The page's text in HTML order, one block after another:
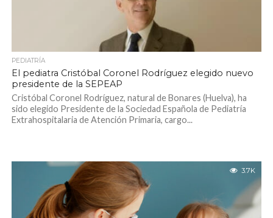
PEDIATRÍA
El pediatra Cristóbal Coronel Rodríguez elegido nuevo
presidente de la SEPEAP
Cristóbal Coronel Rodríguez, natural de Bonares (Huelva), ha
sido elegido Presidente de la Sociedad Española de Pediatría
Extrahospitalaria de Atención Primaria, cargo...
3.7K